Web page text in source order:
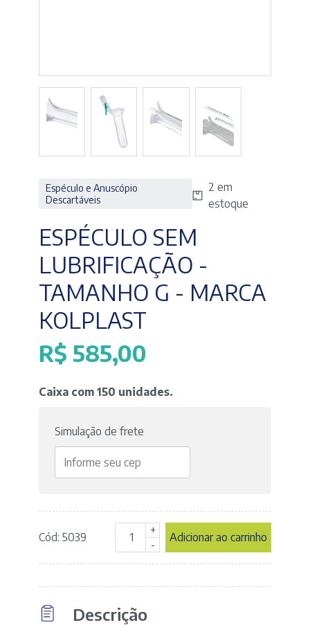
Espéculo e Anuscópio
Descartáveis
2 em
estoque
ESPÉCULO SEM
LUBRIFICAÇÃO -
TAMANHO G - MARCA
KOLPLAST
R$ 585,00
Caixa com 150 unidades.
Simulação de frete
Cód: 5039
Espéculo
sem
-
G
+
-
Adicionar ao carrinho
Descrição